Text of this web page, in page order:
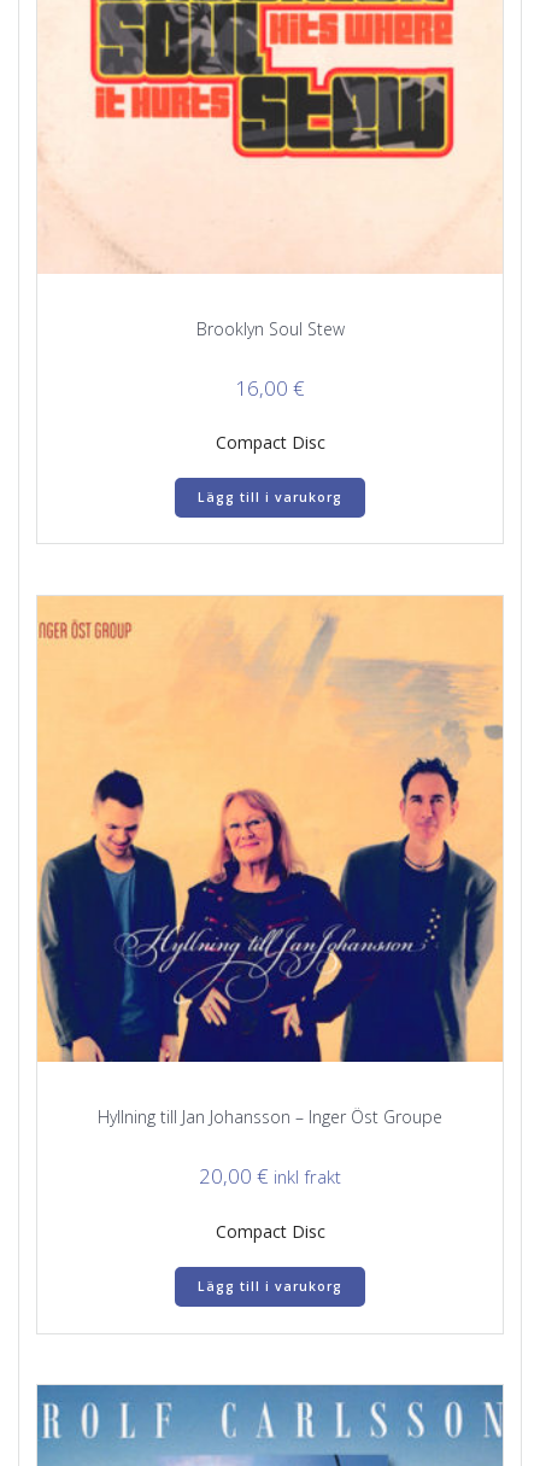
Brooklyn Soul Stew
16,00 €
Compact Disc
Lägg till i varukorg
Hyllning till Jan Johansson – Inger Öst Groupe
20,00 € inkl frakt
Compact Disc
Lägg till i varukorg